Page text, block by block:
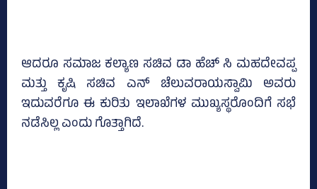
ಆದರೂ ಸಮಾಜ ಕಲ್ಯಾಣ ಸಚಿವ ಡಾ ಹೆಚ್‌ ಸಿ ಮಹದೇವಪ್ಪ
ಮತ್ತು ಕೃಷಿ ಸಚಿವ ಎನ್‌ ಚೆಲುವರಾಯಸ್ವಾಮಿ ಅವರು
ಇದುವರೆಗೂ ಈ ಕುರಿತು ಇಲಾಖೆಗಳ ಮುಖ್ಯಸ್ಥರೊಂದಿಗೆ ಸಭೆ
ನಡೆಸಿಲ್ಲ ಎಂದು ಗೊತ್ತಾಗಿದೆ.